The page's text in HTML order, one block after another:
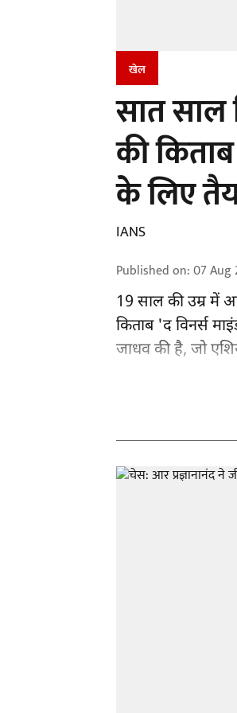
खेल
सात
की
के लिए
IANS
Published on:07 Aug
19 साल की उम्र में
किताब 'द विनर्स
जाधव की है, जो